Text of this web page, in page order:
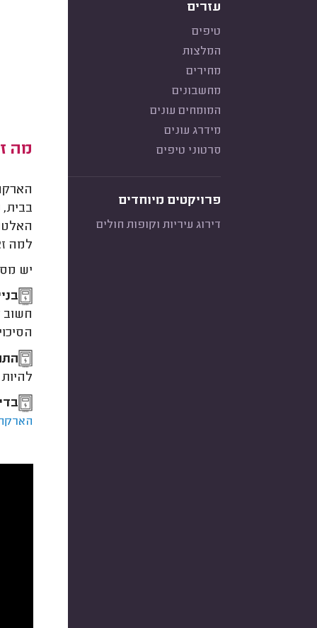
עזרים
טיפים
המלצות
מחירים
מחשבונים
המומחים עונים
מידרג עונים
סרטוני טיפים
פרויקטים מיוחדים
דירוג עיריות וקופות חולים
מה
למה
יש
חשוב